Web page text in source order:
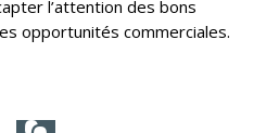
l’attention des bons
opportunités commerciales.